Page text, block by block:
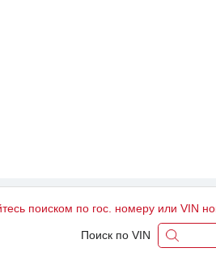
поиском по гос. номеру или VIN
Поиск по VIN